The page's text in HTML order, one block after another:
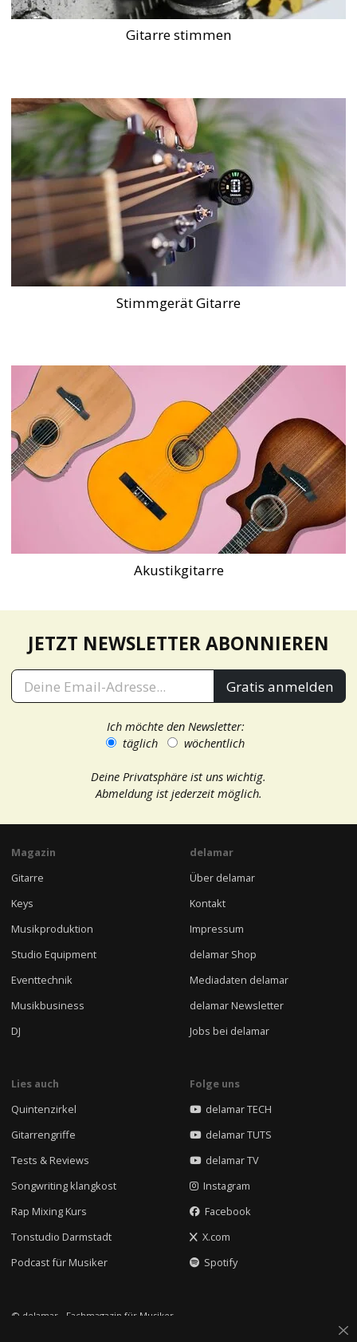
Gitarre stimmen
Stimmgerät Gitarre
Akustikgitarre
JETZT NEWSLETTER ABONNIEREN
Gratis anmelden
Ich möchte den Newsletter:
täglich
wöchentlich
Deine Privatsphäre ist uns wichtig.
Abmeldung ist jederzeit möglich.
Magazin
Gitarre
Keys
Musikproduktion
Studio Equipment
Eventtechnik
Musikbusiness
DJ
delamar
Über delamar
Kontakt
Impressum
delamar Shop
Mediadaten delamar
delamar Newsletter
Jobs bei delamar
Lies auch
Quintenzirkel
Gitarrengriffe
Tests & Reviews
Songwriting klangkost
Rap Mixing Kurs
Tonstudio Darmstadt
Podcast für Musiker
Folge uns
delamar TECH
delamar TUTS
delamar TV
Instagram
Facebook
X.com
Spotify
© delamar - Fachmagazin für Musiker